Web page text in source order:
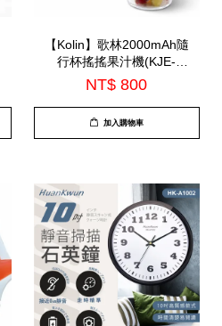
【Kolin】歌林2000mAh隨
行杯搖搖果汁機(KJE-
HC200U)
NT$ 800
加入購物車